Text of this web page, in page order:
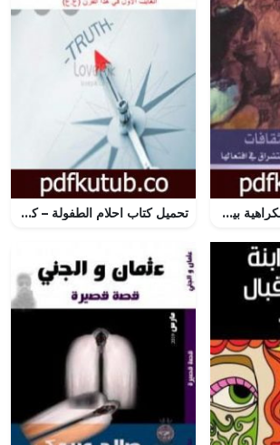
تحميل كتاب صناعة الكراهية بين الثقافات وأثر الاستشراق في افتعالها PDF تأليف علي بن إبراهيم النملة مجانا [كامل] تحميل كتاب احلام الطفولة – كشف الحقيقة PDF تأليف العابث الاول في هذا القرن مجانا [كامل]